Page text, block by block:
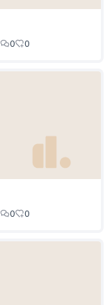
0 0
0 0